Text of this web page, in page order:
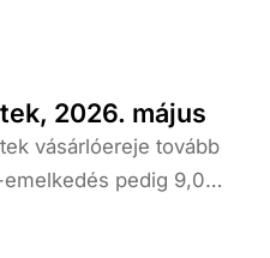
2026. május
vásárlóereje tovább
pedig 9,0